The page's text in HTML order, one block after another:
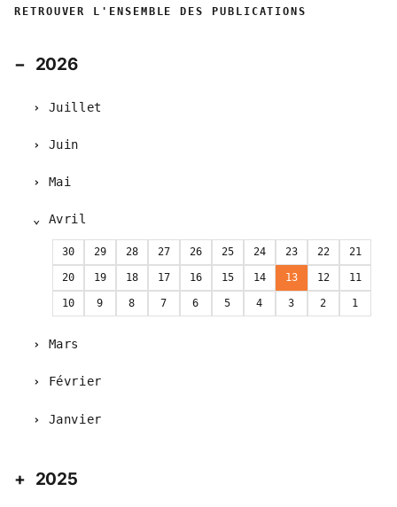
RETROUVER L'ENSEMBLE DES PUBLICATIONS
2026
Juillet
Juin
Mai
Avril
30 29 28 27 26 25 24 23 22 21
20 19 18 17 16 15 14 13 12 11
10 9 8 7 6 5 4 3 2 1
Mars
Février
Janvier
2025